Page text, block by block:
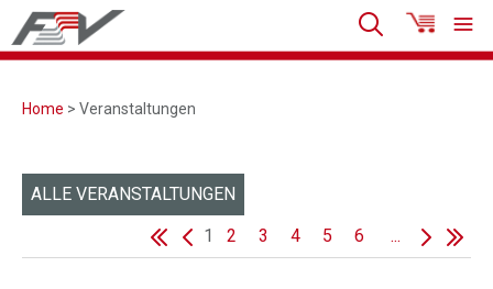
Home > Veranstaltungen
ALLE VERANSTALTUNGEN
1
2 3 4 5 6 ...